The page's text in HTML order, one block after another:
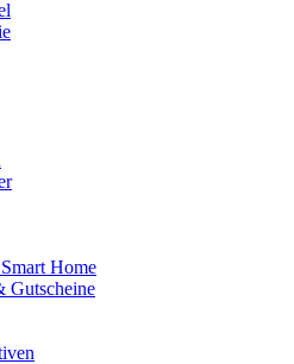
Home
Gutscheine